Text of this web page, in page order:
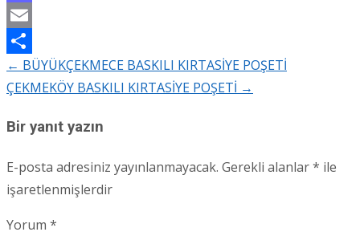
Mastodon
Email
Share
Post
← BÜYÜKÇEKMECE BASKILI KIRTASİYE POŞETİ
ÇEKMEKÖY BASKILI KIRTASİYE POŞETİ →
Bir yanıt yazın
E-posta adresiniz yayınlanmayacak. Gerekli alanlar* ile
işaretlenmişlerdir
Yorum *